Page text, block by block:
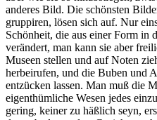
anderes Bild. Die schönsten
gruppiren, lösen sich auf. Nur
Schönheit, die aus einer Form in
verändert, man kann sie aber
Museen stellen und auf Noten
herbeirufen, und die Buben und
entzücken lassen. Man muß die
eigenthümliche Wesen jedes
gering, keiner zu häßlich seyn,